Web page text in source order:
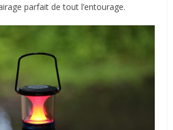
parfait de tout l’entourage.